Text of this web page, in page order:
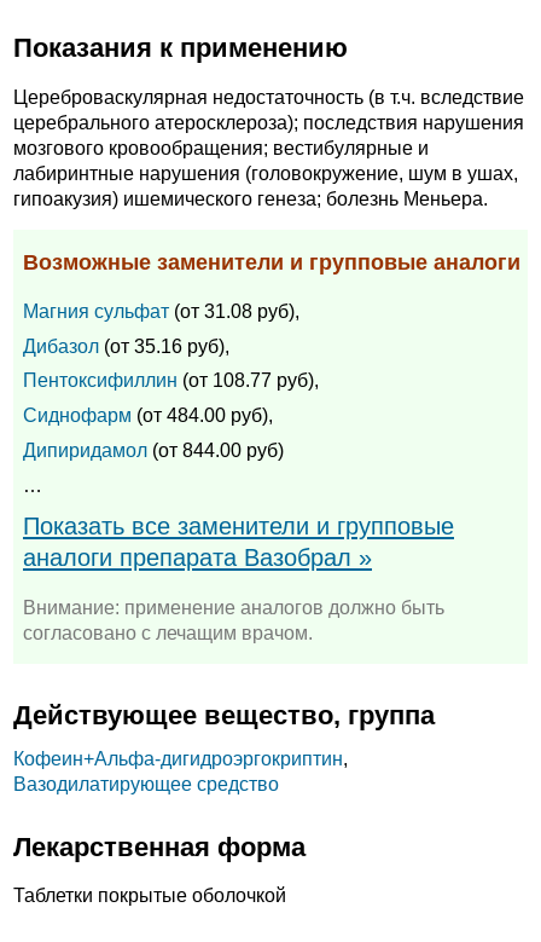
Показания к применению
Цереброваскулярная недостаточность (в т.ч. вследствие
церебрального атеросклероза); последствия нарушения
мозгового кровообращения; вестибулярные и
лабиринтные нарушения (головокружение, шум в ушах,
гипоакузия) ишемического генеза; болезнь Меньера.
Возможные заменители и групповые аналоги
Магния сульфат (от 31.08 руб),
Дибазол (от 35.16 руб),
Пентоксифиллин (от 108.77 руб),
Сиднофарм (от 484.00 руб),
Дипиридамол (от 844.00 руб)
…
Показать все заменители и групповые
аналоги препарата Вазобрал »
Внимание: применение аналогов должно быть
согласовано с лечащим врачом.
Действующее вещество, группа
Кофеин+Альфа-дигидроэргокриптин,
Вазодилатирующее средство
Лекарственная форма
Таблетки покрытые оболочкой